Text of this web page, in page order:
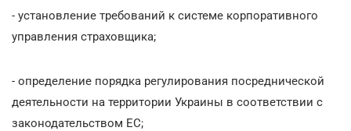
- установление требований к системе корпоративного
управления страховщика;
- определение порядка регулирования посреднической
деятельности на территории Украины в соответствии с
законодательством ЕС;